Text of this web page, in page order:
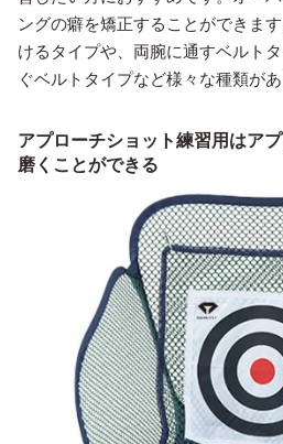
ングの癖を矯正することができま
けるタイプや、両腕に通すベルト
ぐベルトタイプなど様々な種類があ
アプローチショット練習用はア
磨くことができる